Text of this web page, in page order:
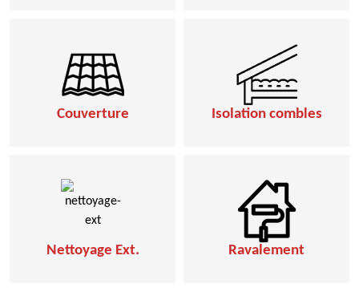
Couverture Isolation combles
Nettoyage Ext. Ravalement